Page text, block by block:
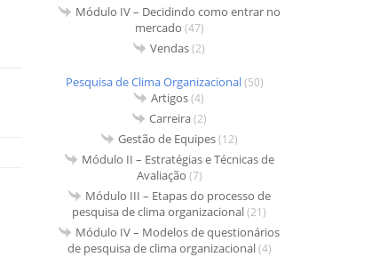
Módulo IV – Decidindo como entrar no
mercado (47)
Vendas(2)
Pesquisa de Clima Organizacional(50)
Artigos(4)
Carreira(2)
Gestão de Equipes(12)
Módulo II – Estratégias e Técnicas de
Avaliação (7)
Módulo III – Etapas do processo de
pesquisa de clima organizacional(21)
Módulo IV – Modelos de questionários
de pesquisa de clima organizacional(4)